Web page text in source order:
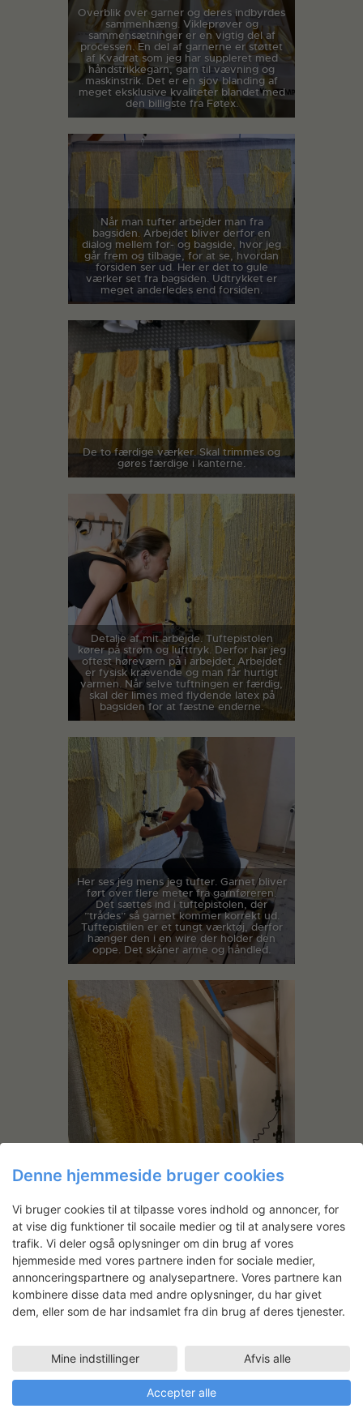
Overblik over garner og deres indbyrdes
sammenhæng. Vikleprøver og
sammensætninger er en vigtig del af
processen. En del af garnerne er støttet
af Kvadrat som jeg har suppleret med
håndstrikkegarn, garn til vævning og
maskinstrik. Det er en sjov blanding af
meget eksklusive kvaliteter blandet med
den billigste fra Føtex.
Når man tufter arbejder man fra
bagsiden. Arbejdet bliver derfor en
dialog mellem for- og bagside, hvor jeg
går frem og tilbage, for at se, hvordan
forsiden ser ud. Her er det to gule
værker set fra bagsiden. Udtrykket er
meget anderledes end forsiden.
De to færdige værker. Skal trimmes og
gøres færdige i kanterne.
Detalje af mit arbejde. Tuftepistolen
kører på strøm og lufttryk. Derfor har jeg
oftest høreværn på i arbejdet. Arbejdet
er fysisk krævende og man får hurtigt
varmen. Når selve tuftningen er færdig,
skal der limes med flydende latex på
bagsiden for at fæstne enderne.
Her ses jeg mens jeg tufter. Garnet bliver
ført over flere meter fra garnføreren.
Det sættes ind i tuftepistolen, der
”trådes” så garnet kommer korrekt ud.
Tuftepistilen er et tungt værktøj, derfor
hænger den i en wire der holder den
oppe. Det skåner arme og håndled.
Værket fra forsiden. Her ses garnet med
luv i forskellig længder. Luven er både
udtryk. Længden på luven indstilles på
selve tuftepistolerne med forskellige
skiver, der skiftes med værktøj. For mig
har det været spændende at
eksperimentere med forskellig tæthed,
længde, løkker og skåret luv.
Denne hjemmeside bruger cookies
Vi bruger cookies til at tilpasse vores indhold og annoncer, for
at vise dig funktioner til socaile medier og til at analysere vores
trafik. Vi deler også oplysninger om din brug af vores
hjemmeside med vores partnere inden for sociale medier,
annonceringspartnere og analysepartnere. Vores partnere kan
kombinere disse data med andre oplysninger, du har givet
dem, eller som de har indsamlet fra din brug af deres tjenester.
Mine indstillinger Afvis alle
Accepter alle